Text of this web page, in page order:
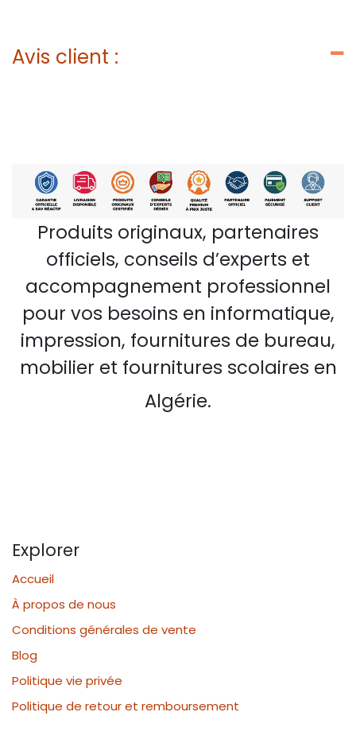
Avis client :
Produits originaux, partenaires
officiels, conseils d’experts et
accompagnement professionnel
pour vos besoins en informatique,
impression, fournitures de bureau,
mobilier et fournitures scolaires en
Algérie.
Explorer
Accueil
À propos de nous
Conditions générales de vente
Blog
Politique vie privée
Politique de retour et remboursement